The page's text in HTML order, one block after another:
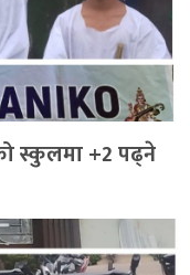
स्कुलमा +2 पढ्ने